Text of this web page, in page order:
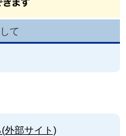
て
外部サイト)